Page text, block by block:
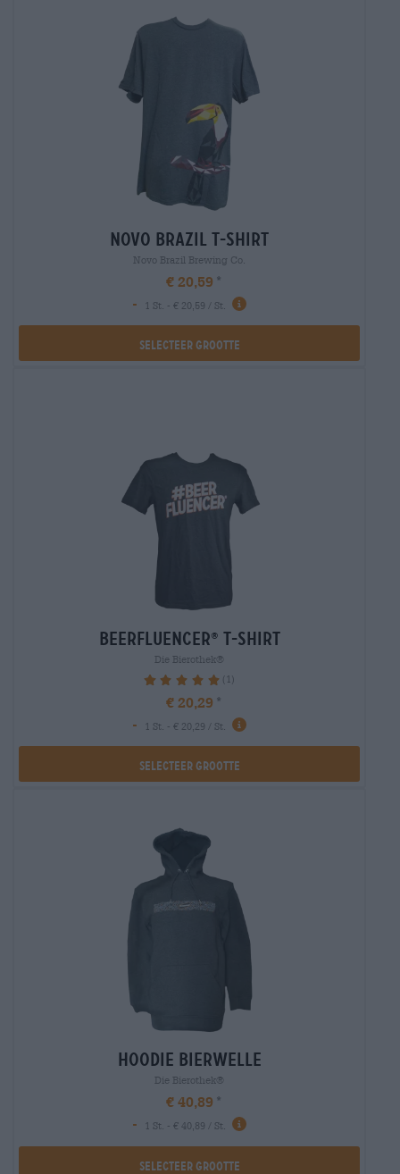
novo brazil t-shirt
Novo Brazil Brewing Co.
€ 20,59
-
1 St. - € 20,59 / St.
Selecteer Grootte
beerfluencer® t-shirt
Die Bierothek®
100% (1)
€ 20,29
-
1 St. - € 20,29 / St.
Selecteer Grootte
hoodie bierwelle
Die Bierothek®
€ 40,89
-
1 St. - € 40,89 / St.
Selecteer Grootte